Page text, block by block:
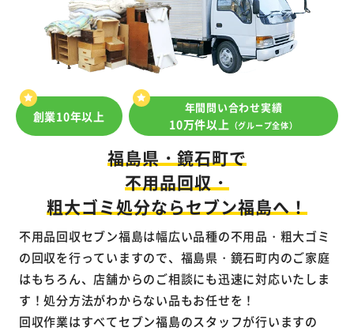
創業10年以上
年間問い合わせ実績
10万件以上 （グループ全体）
福島県・鏡石町で
不用品回収・
粗大ゴミ処分ならセブン福島へ！
不用品回収セブン福島は幅広い品種の不用品・粗大ゴミ
の回収を行っていますので、福島県・鏡石町内のご家庭
はもちろん、店舗からのご相談にも迅速に対応いたしま
す！処分方法がわからない品もお任せを！
回収作業はすべてセブン福島のスタッフが行いますの